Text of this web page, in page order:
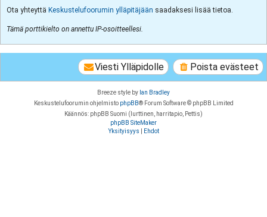
Ota yhteyttä Keskustelufoorumin ylläpitäjään saadaksesi lisää tietoa.
Tämä porttikielto on annettu IP-osoitteellesi.
Poista evästeet
Viesti Ylläpidolle
Breeze style by Ian Bradley
Keskustelufoorumin ohjelmisto phpBB® Forum Software © phpBB Limited
Käännös: phpBB Suomi (lurttinen, harritapio, Pettis)
phpBB SiteMaker
Yksityisyys
Ehdot